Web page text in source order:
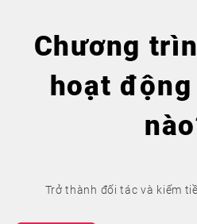
Chương
hoạt
Trở thành đối tác và kiếm